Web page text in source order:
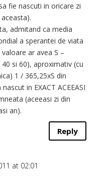
fie nascuti in oricare zi
admitand ca media
a sperantei de viata
ar avea S –
si 60), aproximativ (cu
1 / 365,25xS din
in EXACT ACEEASI
(aceeasi zi din
an).
Reply
at 02:01